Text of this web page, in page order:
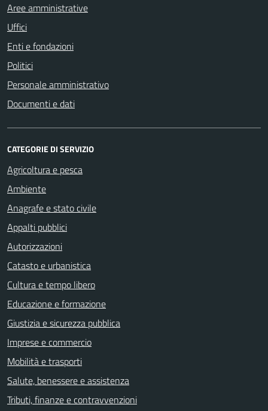
Aree amministrative
Uffici
Enti e fondazioni
Politici
Personale amministrativo
Documenti e dati
CATEGORIE DI SERVIZIO
Agricoltura e pesca
Ambiente
Anagrafe e stato civile
Appalti pubblici
Autorizzazioni
Catasto e urbanistica
Cultura e tempo libero
Educazione e formazione
Giustizia e sicurezza pubblica
Imprese e commercio
Mobilità e trasporti
Salute, benessere e assistenza
Tributi, finanze e contravvenzioni